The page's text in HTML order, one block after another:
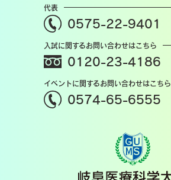
代表
0575-22-9401
入試に関するお問い合わせはこちら
0120-23-4186
イベントに関するお問い合わせはこちら
0574-65-6555